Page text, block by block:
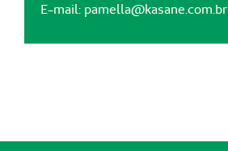
E-mail: pamella@kasane.com.br